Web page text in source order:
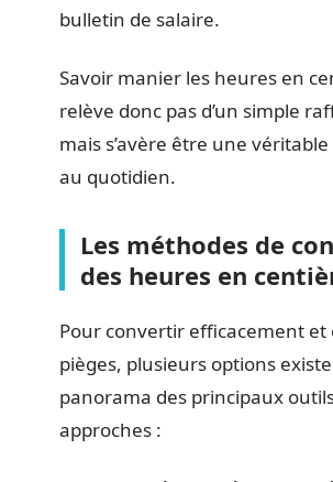
bulletin de salaire.
Savoir manier les heures en
relève donc pas d’un simple
mais s’avère être une
au quotidien.
Les méthodes de
des heures en
Pour convertir efficacement et
pièges, plusieurs options
panorama des principaux
approches :